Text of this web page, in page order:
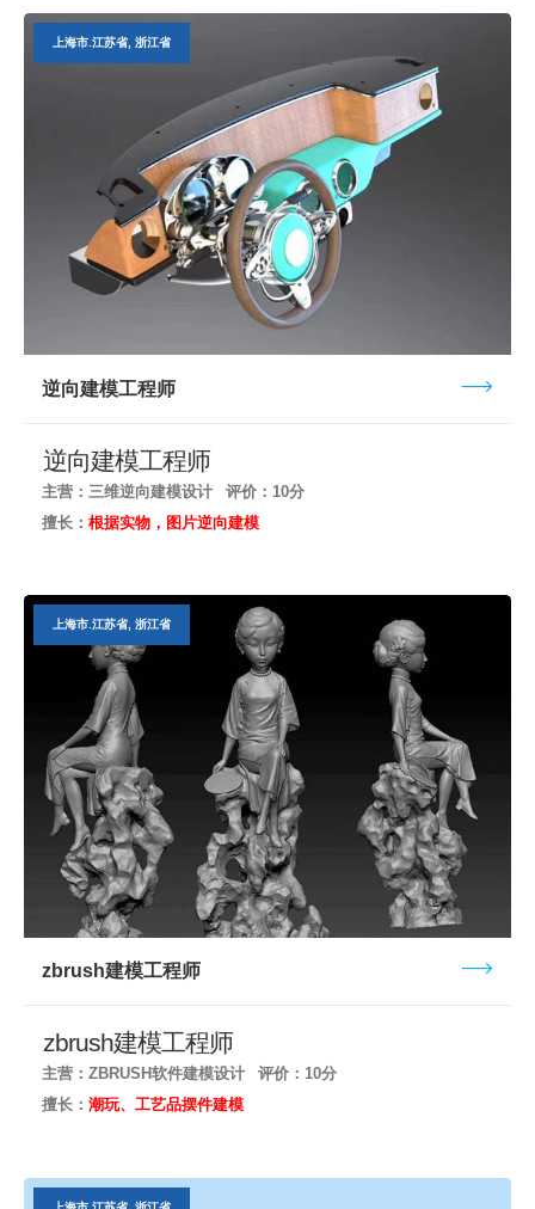
逆向建模工程师
上海市.江苏省, 浙江省
逆向建模工程师
主营：三维逆向建模设计
评价：10分
擅长： 根据实物，图片逆向建模
zbrush建模工程师
上海市.江苏省, 浙江省
zbrush建模工程师
主营：ZBRUSH软件建模设计
评价：10分
擅长： 潮玩、工艺品摆件建模